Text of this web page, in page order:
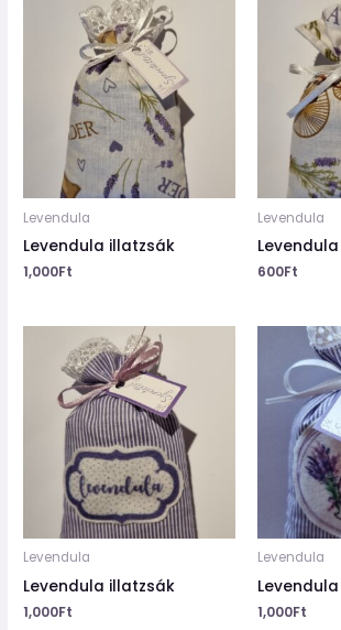
Levendula
Levendula illatzsák
1,000Ft
Levendula
600Ft
Levendula
Levendula illatzsák
1,000Ft
Levendula
1,000Ft